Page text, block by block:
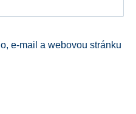
e-mail a webovou stránku